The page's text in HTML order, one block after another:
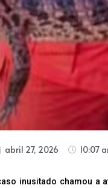
abril 27, 2026 10:07
inusitado chamou a